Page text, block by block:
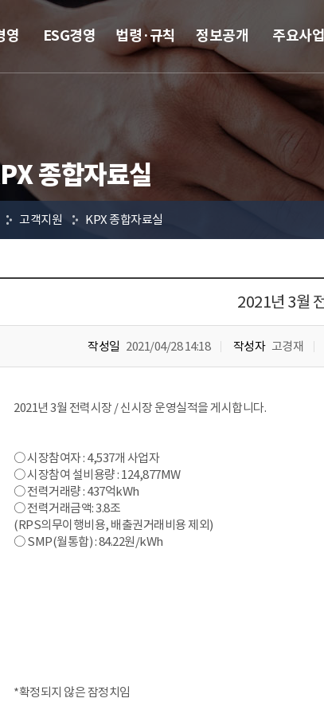
영 ESG경영 법령·규칙 정보공개 주요사업
종합자료실
고객지원 KPX 종합자료실
2021년 3월
작성일 2021/04/28 14:18 작성자 고경재
2021년 3월 전력시장 / 신시장 운영실적을 게시합니다.
○ 시장참여자 : 4,537개 사업자
○ 시장참여 설비용량 : 124,877MW
○ 전력거래량 : 437억kWh
○ 전력거래금액: 3.8조
(RPS의무이행비용, 배출권거래비용 제외)
○ SMP(월통합) : 84.22원/kWh
*확정되지 않은 잠정치임